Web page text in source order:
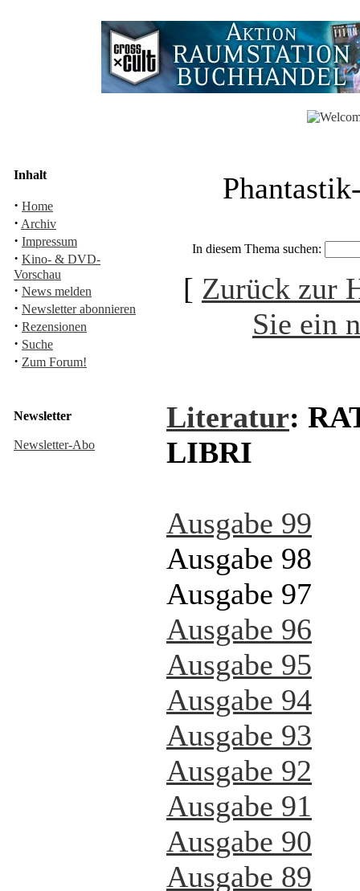
Inhalt
· Home
· Archiv
· Impressum
· Kino- & DVD-
Vorschau
· News melden
· Newsletter abonnieren
· Rezensionen
· Suche
· Zum Forum!
Newsletter
Newsletter-Abo
In diesem Thema suchen:
[ Zurück zur
Sie ein
Literatur:
LIBRI
Ausgabe 99
Ausgabe 98
Ausgabe 97
Ausgabe 96
Ausgabe 95
Ausgabe 94
Ausgabe 93
Ausgabe 92
Ausgabe 91
Ausgabe 90
Ausgabe 89